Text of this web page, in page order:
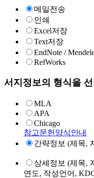
메일전송
인쇄
Excel저장
Text저장
EndNote /
RefWorks
서지정보의 형식을
MLA
APA
Chicago
참고문헌양식안내
간략정보 (제목,
상세정보 (제목,
연도, 작성언어,